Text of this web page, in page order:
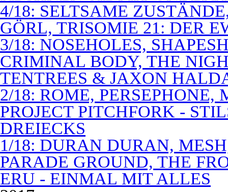
4/18: SELTSAME
GÖRL, TRISOMIE 21: DER
3/18: NOSEHOLES,
CRIMINAL BODY, THE
TENTREES & JAXON
2/18: ROME,
PROJECT PITCHFORK -
DREIECKS
1/18: DURAN DURAN,
PARADE GROUND, THE
ERU - EINMAL MIT ALLES